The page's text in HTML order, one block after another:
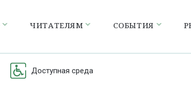
ЧИТАТЕЛЯМ СОБЫТИЯ
Доступная среда